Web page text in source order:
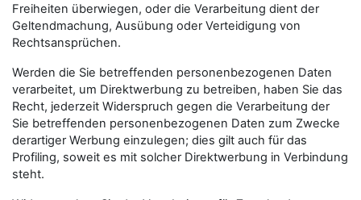
Freiheiten überwiegen, oder die Verarbeitung dient der
Geltendmachung, Ausübung oder Verteidigung von
Rechtsansprüchen.
Werden die Sie betreffenden personenbezogenen Daten
verarbeitet, um Direktwerbung zu betreiben, haben Sie das
Recht, jederzeit Widerspruch gegen die Verarbeitung der
Sie betreffenden personenbezogenen Daten zum Zwecke
derartiger Werbung einzulegen; dies gilt auch für das
Profiling, soweit es mit solcher Direktwerbung in Verbindung
steht.